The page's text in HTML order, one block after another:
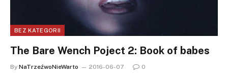
BEZ KATEGORII
The Bare Wench Poject 2: Book of babes
By NaTrzeźwoNieWarto 2016-06-07 0